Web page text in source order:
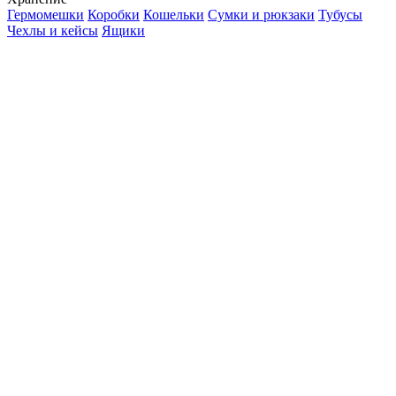
Гермомешки Коробки Кошельки Сумки и рюкзаки Тубусы
Чехлы и кейсы Ящики